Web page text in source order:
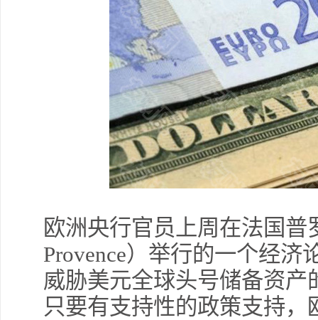
欧洲央行官员上周在法国
Provence）举行的一个经
威胁美元全球头号储备资
只要有支持性的政策支持